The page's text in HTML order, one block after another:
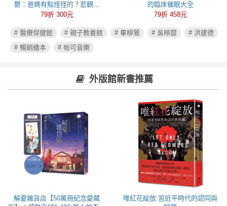
鬱：爸媽有點怪怪的？悲觀易
怒、健忘失眠可能都是心病！照
79折 300元
的臨床催眠大全
79折 458元
# 醫療保健館 # 親子教養館 # 畢柳鶯 # 吳映蓉
# 洪建德
# 暢銷繪本
# 帕可音樂
外版館新書推薦
解憂雜貨店【50萬冊紀念愛藏
唯紅花綻放:習近平時代的認同與